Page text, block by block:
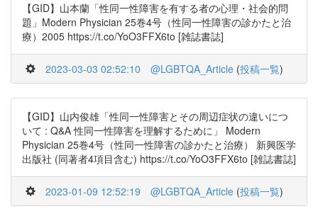
【GID】山本蘭「性同一性障害を有する者の心理・社会的問
題」Modern Physician 25巻4号（性同一性障害の診かたと治
療）2005 https://t.co/YoO3FFX6to [雑誌書誌]
2023-03-03 02:52:10 @LGBTQA_Article (投稿一覧)
【GID】山内俊雄「性同一性障害とその周辺症状の違いにつ
いて : Q&A 性同一性障害を理解するために」 Modern
Physician 25巻4号（性同一性障害の診かたと治療） 新興医学
出版社 (同著者4項目含む) https://t.co/YoO3FFX6to [雑誌書誌]
2023-01-09 12:52:19 @LGBTQA_Article (投稿一覧)